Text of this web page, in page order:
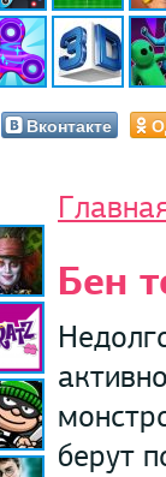
Вконтакте
Бен
берут